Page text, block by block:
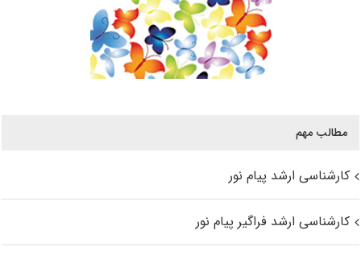
مطالب مهم
کارشناسی ارشد پیام نور
کارشناسی ارشد فراگیر پیام نور